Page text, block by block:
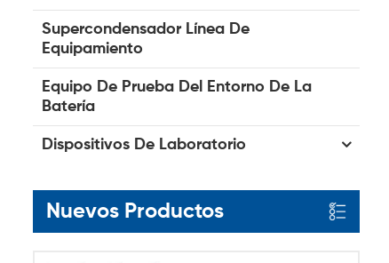
Supercondensador Línea De
Equipamiento
Equipo De Prueba Del Entorno De La
Batería
Dispositivos De Laboratorio
Nuevos Productos